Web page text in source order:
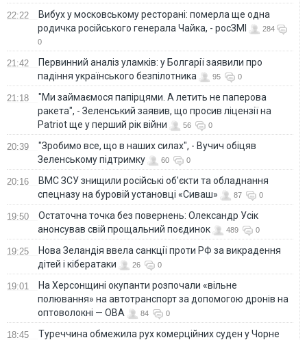
22:22
Вибух у московському ресторані: померла ще одна
родичка російського генерала Чайка, - росЗМІ
284
0
21:42
Первинний аналіз уламків: у Болгарії заявили про
падіння українського безпілотника
95 0
21:18
"Ми займаємося папірцями. А летить не паперова
ракета", - Зеленський заявив, що просив ліцензії на
Patriot ще у перший рік війни
56 0
20:39
"Зробимо все, що в наших силах", - Вучич обіцяв
Зеленському підтримку
60 0
20:16
ВМС ЗСУ знищили російські об'єкти та обладнання
спецназу на буровій установці «Сиваш»
87 0
19:50
Остаточна точка без повернень: Олександр Усік
анонсував свій прощальний поєдинок
489 0
19:25
Нова Зеландія ввела санкції проти РФ за викрадення
дітей і кібератаки
26 0
19:01
На Херсонщині окупанти розпочали «вільне
полювання» на автотранспорт за допомогою дронів на
оптоволокні — ОВА
84 0
18:45 Туреччина обмежила рух комерційних суден у Чорне